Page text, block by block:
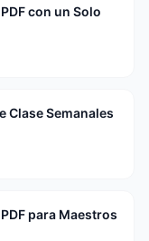
con un Solo
Clase Semanales
para Maestros